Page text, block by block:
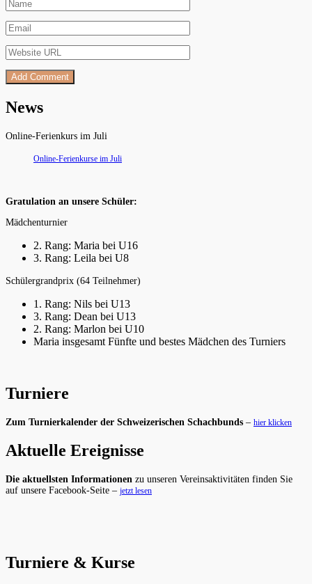
News
Online-Ferienkurs im Juli
Online-Ferienkurse im Juli
Gratulation an unsere Schüler:
Mädchenturnier
2. Rang: Maria bei U16
3. Rang: Leila bei U8
Schülergrandprix (64 Teilnehmer)
1. Rang: Nils bei U13
3. Rang: Dean bei U13
2. Rang: Marlon bei U10
Maria insgesamt Fünfte und bestes Mädchen des Turniers
Turniere
Zum Turnierkalender der Schweizerischen Schachbunds – hier klicken
Aktuelle Ereignisse
Die aktuellsten Informationen zu unseren Vereinsaktivitäten finden Sie
auf unsere Facebook-Seite – jetzt lesen
Turniere & Kurse